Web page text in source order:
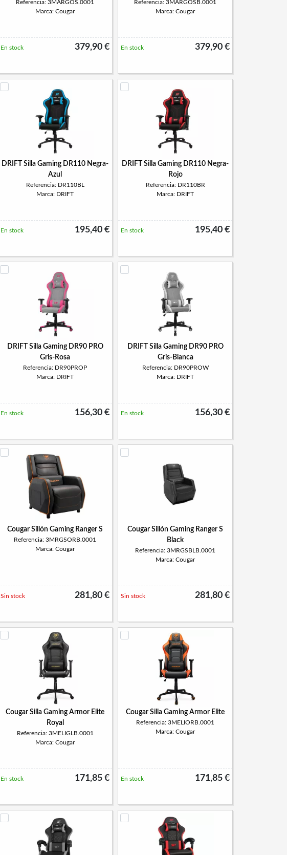
Referencia: 3MARGOS.0001
Marca: Cougar
379,90 €
En stock
Referencia: 3MARGOSB.0001
Marca: Cougar
379,90 €
En stock
DRIFT Silla Gaming DR110 Negra-
Azul
Referencia: DR110BL
Marca: DRIFT
195,40 €
En stock
DRIFT Silla Gaming DR110 Negra-
Rojo
Referencia: DR110BR
Marca: DRIFT
195,40 €
En stock
DRIFT Silla Gaming DR90 PRO
Gris-Rosa
Referencia: DR90PROP
Marca: DRIFT
156,30 €
En stock
DRIFT Silla Gaming DR90 PRO
Gris-Blanca
Referencia: DR90PROW
Marca: DRIFT
156,30 €
En stock
Cougar Sillón Gaming Ranger S
Referencia: 3MRGSORB.0001
Marca: Cougar
281,80 €
Sin stock
Cougar Sillón Gaming Ranger S
Black
Referencia: 3MRGSBLB.0001
Marca: Cougar
281,80 €
Sin stock
Cougar Silla Gaming Armor Elite
Royal
Referencia: 3MELIGLB.0001
Marca: Cougar
171,85 €
En stock
Cougar Silla Gaming Armor Elite
Referencia: 3MELIORB.0001
Marca: Cougar
171,85 €
En stock